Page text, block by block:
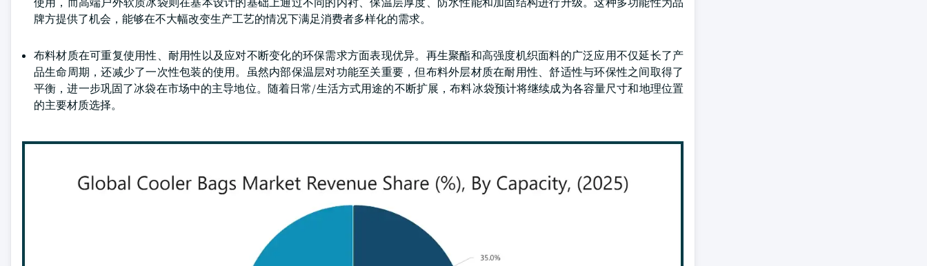
牌方提供了机会，能够在不大幅改变生产工艺的情况下满足消费者多样化的需求。
布料材质在可重复使用性、耐用性以及应对不断变化的环保需求方面表现优异。再生聚酯和高强度机织面料的广泛应用不仅延长了产
品生命周期，还减少了一次性包装的使用。虽然内部保温层对功能至关重要，但布料外层材质在耐用性、舒适性与环保性之间取得了
平衡，进一步巩固了冰袋在市场中的主导地位。随着日常/生活方式用途的不断扩展，布料冰袋预计将继续成为各容量尺寸和地理位置
的主要材质选择。